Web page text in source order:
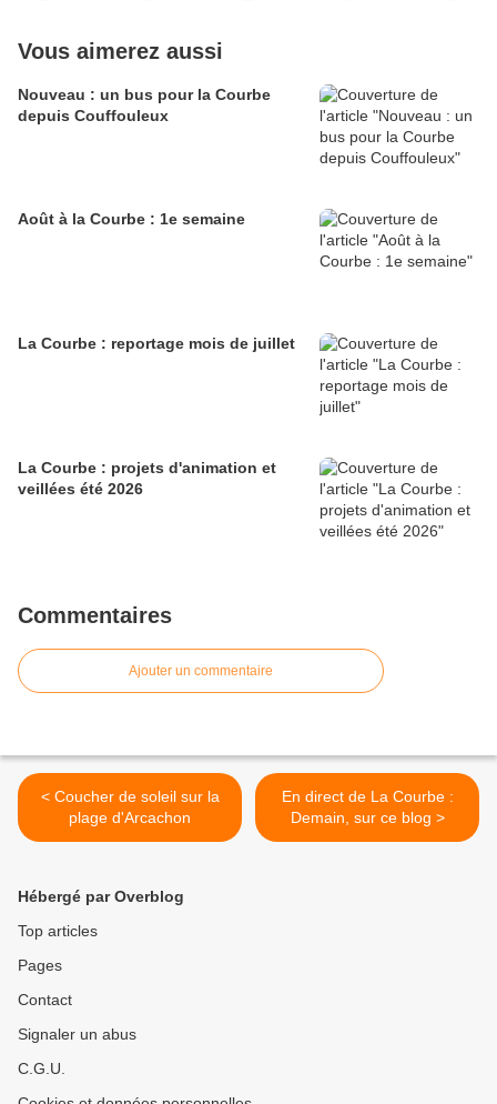
Vous aimerez aussi
Nouveau : un bus pour la Courbe
depuis Couffouleux
Août à la Courbe : 1e semaine
La Courbe : reportage mois de juillet
La Courbe : projets d'animation et
veillées été 2026
Commentaires
Ajouter un commentaire
< Coucher de soleil sur la
plage d'Arcachon
En direct de La Courbe :
Demain, sur ce blog >
Hébergé par Overblog
Top articles
Pages
Contact
Signaler un abus
C.G.U.